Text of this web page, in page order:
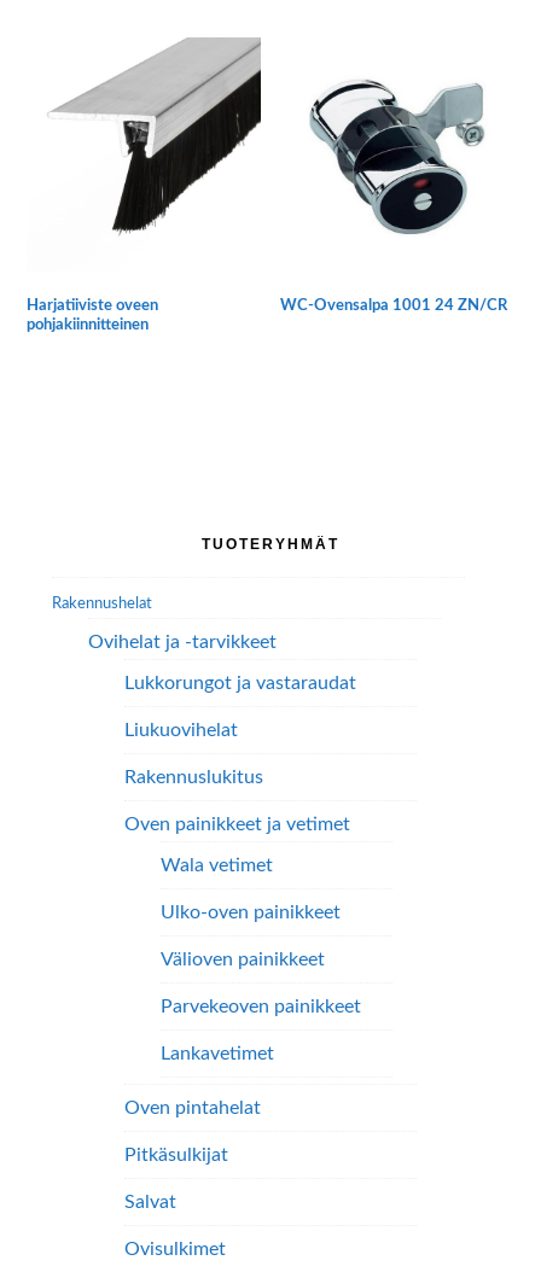
Harjatiiviste oveen
pohjakiinnitteinen
sivulla.
WC-Ovensalpa 1001 24 ZN/CR
TUOTERYHMÄT
Rakennushelat
Ovihelat ja -tarvikkeet
Lukkorungot ja vastaraudat
Liukuovihelat
Rakennuslukitus
Oven painikkeet ja vetimet
Wala vetimet
Ulko-oven painikkeet
Välioven painikkeet
Parvekeoven painikkeet
Lankavetimet
Oven pintahelat
Pitkäsulkijat
Salvat
Ovisulkimet